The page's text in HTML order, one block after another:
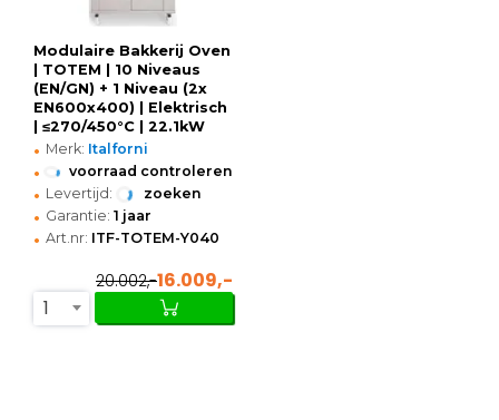
Modulaire Bakkerij Oven
| TOTEM | 10 Niveaus
(EN/GN) + 1 Niveau (2x
EN600x400) | Elektrisch
| ≤270/450°C | 22.1kW
(400V) | Bevochtiging
(Automatisch) |
Zelfreiniging |
Touchscreen
• Merk: Italforni
• voorraad controleren
• Levertijd: zoeken
• Garantie: 1 jaar
• Art.nr: ITF-TOTEM-Y040
20.002,-16.009,-
1